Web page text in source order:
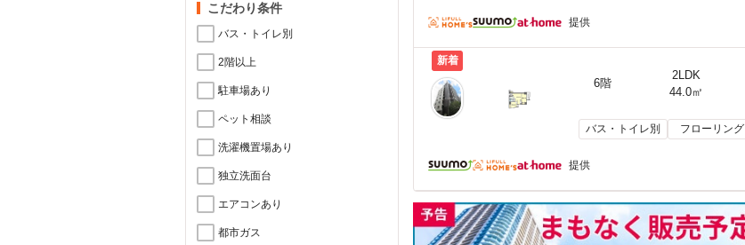
こだわり条件
バス・トイレ別
2階以上
駐車場あり
ペット相談
洗濯機置場あり
独立洗面台
エアコンあり
都市ガス
提供
新着
6階
2LDK
44.0㎡
バス・トイレ別 フローリング
提供